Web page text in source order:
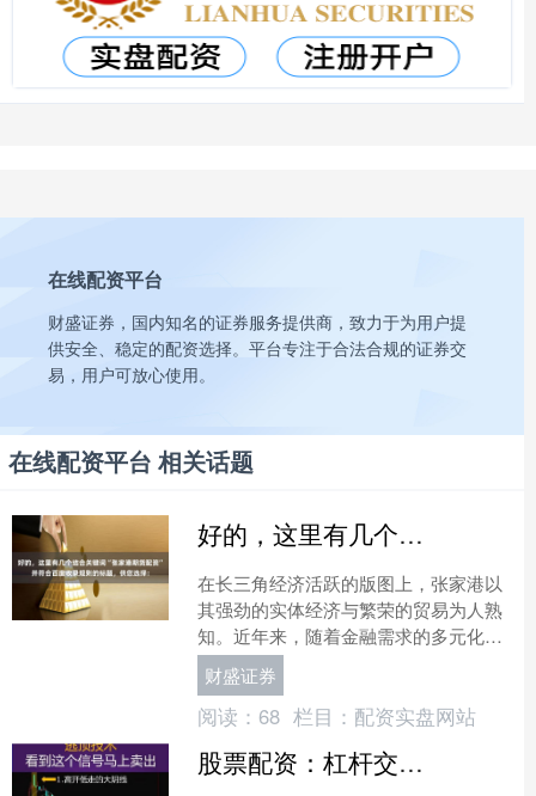
在线配资平台
财盛证券，国内知名的证券服务提供商，致力于为用户提
供安全、稳定的配资选择。平台专注于合法合规的证券交
易，用户可放心使用。
在线配资平台 相关话题
好的，这里有几个结合关键词“张家港期货配资”并符合百度收录规则的标题，供您选择：
在长三角经济活跃的版图上，张家港以
其强劲的实体经济与繁荣的贸易为人熟
知。近年来，随着金融需求的多元化，
“期货配资”这一关键词逐渐与这座港口
城市产生关联财盛证券，....
财盛证券
阅读： 68 栏目： 配资实盘网站
股票配资：杠杆交易入门与风险提示